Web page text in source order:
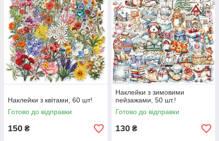
Наклейки з квітами, 60 шт!
Готово до відправки
150 ₴
Наклейки з зимовими
пейзажами, 50 шт.!
Готово до відправки
130 ₴